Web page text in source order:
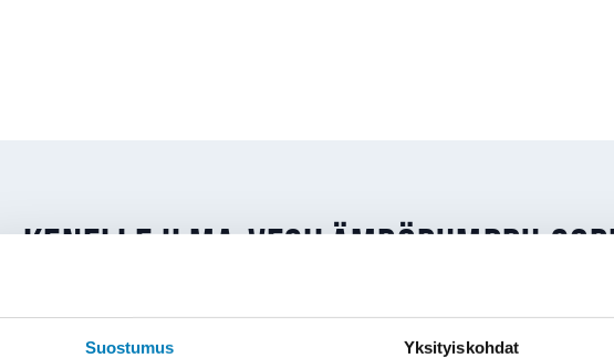
Suostumus Yksityiskohdat
Kenelle ilma-vesilämpöpumppu
Ilma-vesilämpöpumppu sopii Nurmijärvellä erityisesti omakoti-